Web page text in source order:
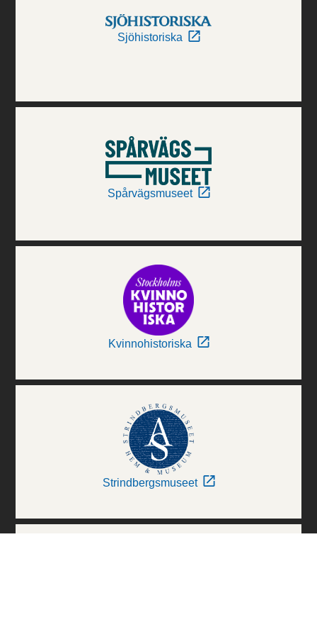
Sjöhistoriska
Spårvägsmuseet
Kvinnohistoriska
Strindbergsmuseet